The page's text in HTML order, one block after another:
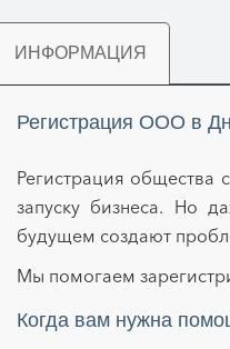
ИНФОРМАЦИЯ
Регистрация ООО в
Регистрация общества
запуску бизнеса. Но
будущем создают
Мы помогаем
Когда вам нужна